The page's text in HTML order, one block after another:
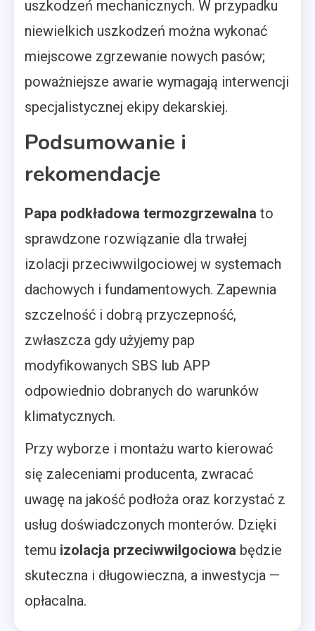
uszkodzeń mechanicznych. W przypadku
niewielkich uszkodzeń można wykonać
miejscowe zgrzewanie nowych pasów;
poważniejsze awarie wymagają interwencji
specjalistycznej ekipy dekarskiej.
Podsumowanie i
rekomendacje
Papa podkładowa termozgrzewalna to
sprawdzone rozwiązanie dla trwałej
izolacji przeciwwilgociowej w systemach
dachowych i fundamentowych. Zapewnia
szczelność i dobrą przyczepność,
zwłaszcza gdy użyjemy pap
modyfikowanych SBS lub APP
odpowiednio dobranych do warunków
klimatycznych.
Przy wyborze i montażu warto kierować
się zaleceniami producenta, zwracać
uwagę na jakość podłoża oraz korzystać z
usług doświadczonych monterów. Dzięki
temu izolacja przeciwwilgociowa będzie
skuteczna i długowieczna, a inwestycja —
opłacalna.